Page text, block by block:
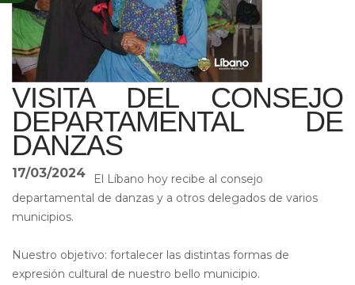
VISITA DEL CONSEJO
DEPARTAMENTAL DE
DANZAS
17/03/2024
El Líbano hoy recibe al consejo
departamental de danzas y a otros delegados de varios
municipios.
Nuestro objetivo: fortalecer las distintas formas de
expresión cultural de nuestro bello municipio.